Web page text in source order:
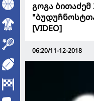
გოგა
[VIDEO]
06:20/11-12-2018